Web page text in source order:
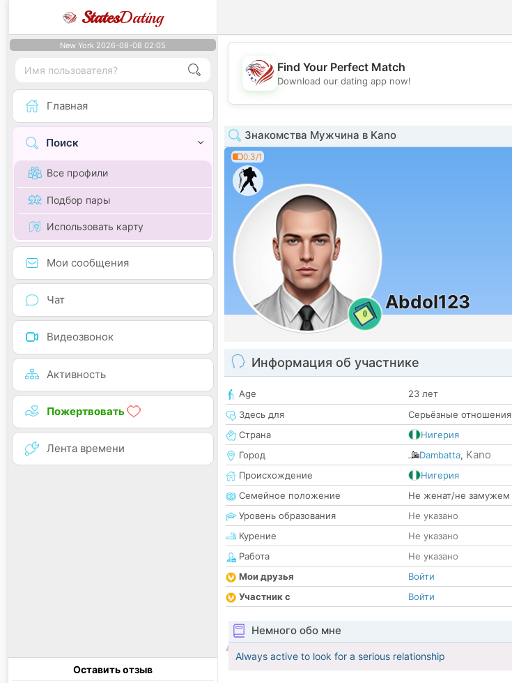
StatesDating
New York 2026-08-08 02:05
Главная
Поиск
Все профили
Подбор пары
Использовать карту
Мои сообщения
Чат
Видеозвонок
Активность
Пожертвовать
Лента времени
Оставить отзыв
💖
Find Your Perfect Match
Download our dating app now!
Знакомства Мужчина в Kano
0.3/1
0
Abdol123
Информация об участнике
Age
23 лет
Здесь для
Серьёзные отношения
Страна
Нигерия
Город
Dambatta, Kano
Происхождение
Нигерия
Семейное положение
Не женат/не замужем
Уровень образования
Не указано
Курение
Не указано
Работа
Не указано
Мои друзья
Войти
Участник с
Войти
Немного обо мне
Always active to look for a serious relationship